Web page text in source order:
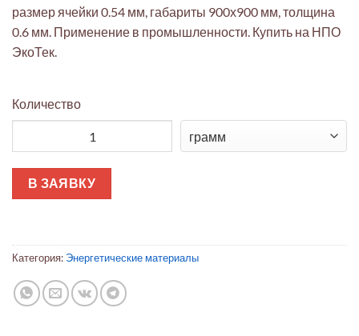
размер ячейки 0.54 мм, габариты 900х900 мм, толщина
0.6 мм. Применение в промышленности. Купить на НПО
ЭкоТек.
Количество
В ЗАЯВКУ
Категория: Энергетические материалы